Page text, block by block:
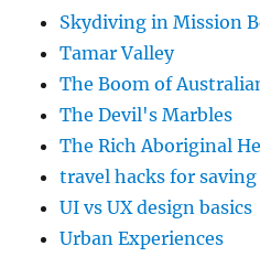
Skydiving in Mission
Tamar Valley
The Boom of
The Devil's Marbles
The Rich Aboriginal
travel hacks for
UI vs UX design basics
Urban Experiences